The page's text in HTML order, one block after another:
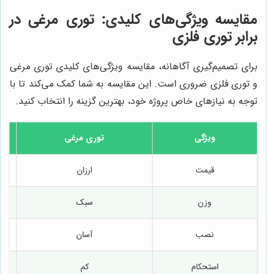
مقایسه ویژگی‌های کلیدی: توری مرغی در
برابر توری فلزی
برای تصمیم‌گیری آگاهانه، مقایسه ویژگی‌های کلیدی توری مرغی
و توری فلزی ضروری است. این مقایسه به شما کمک می‌کند تا با
توجه به نیازهای خاص پروژه خود، بهترین گزینه را انتخاب کنید.
ویژگی توری مرغی
قیمت ارزان
وزن سبک
نصب آسان
استحکام کم